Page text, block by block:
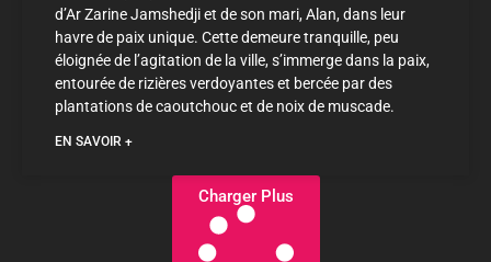
d’Ar Zarine Jamshedji et de son mari, Alan, dans leur
havre de paix unique. Cette demeure tranquille, peu
éloignée de l’agitation de la ville, s’immerge dans la paix,
entourée de rizières verdoyantes et bercée par des
plantations de caoutchouc et de noix de muscade.
EN SAVOIR +
Charger Plus